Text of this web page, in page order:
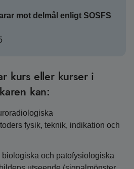
mot delmål enligt SOSFS
kurs eller kurser i
kan:
fysik, teknik, indikation och
biologiska och patofysiologiska